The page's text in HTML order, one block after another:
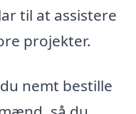
til at assistere
projekter.
nemt bestille